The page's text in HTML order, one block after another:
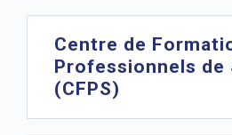
Centre de
Professionnels de
(CFPS)